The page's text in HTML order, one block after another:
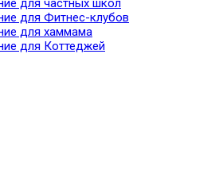
для частных школ
для Фитнес-клубов
для хаммама
для Коттеджей